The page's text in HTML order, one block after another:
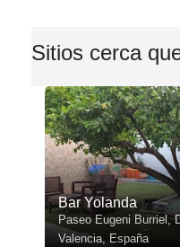
Sitios cerca
Bar Yolanda
Paseo Eugeni Burriel,
Valencia, España